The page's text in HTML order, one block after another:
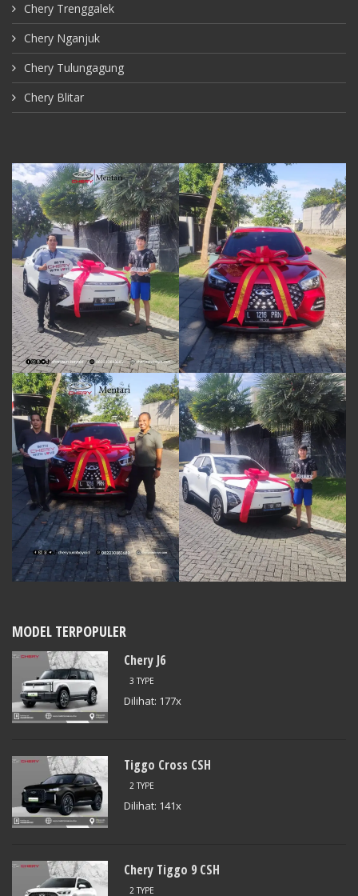
Chery Trenggalek
Chery Nganjuk
Chery Tulungagung
Chery Blitar
MODEL TERPOPULER
Chery J6
3 TYPE
Dilihat: 177x
Tiggo Cross CSH
2 TYPE
Dilihat: 141x
Chery Tiggo 9 CSH
2 TYPE